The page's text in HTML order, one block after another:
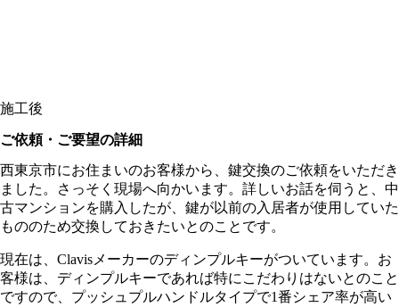
施工後
ご依頼・ご要望の詳細
西東京市にお住まいのお客様から、鍵交換のご依頼をいただき
ました。さっそく現場へ向かいます。詳しいお話を伺うと、中
古マンションを購入したが、鍵が以前の入居者が使用していた
もののため交換しておきたいとのことです。
現在は、Clavisメーカーのディンプルキーがついています。お
客様は、ディンプルキーであれば特にこだわりはないとのこと
ですので、プッシュプルハンドルタイプで1番シェア率が高い